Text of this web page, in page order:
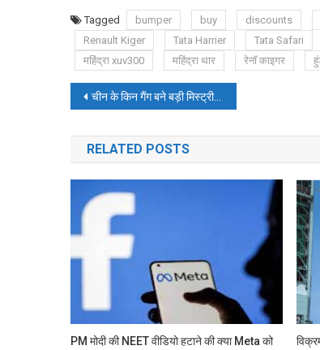
Tagged bumper buy discounts
Renault Kiger
Tata Harrier Tata Safari
महिंद्रा xuv300
महिंद्रा थार रेनॉ काइगर
Post
navigation
चीन के किन गैंग बने बड़ी मिस्ट्री, किन गैंग के गायब होने ने कैसे बिगाड़ दिया पूरा खेल
RELATED POSTS
PM मोदी की NEET वीडियो हटाने की क्या Meta को